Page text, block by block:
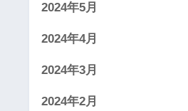
2024年5月
2024年4月
2024年3月
2024年2月